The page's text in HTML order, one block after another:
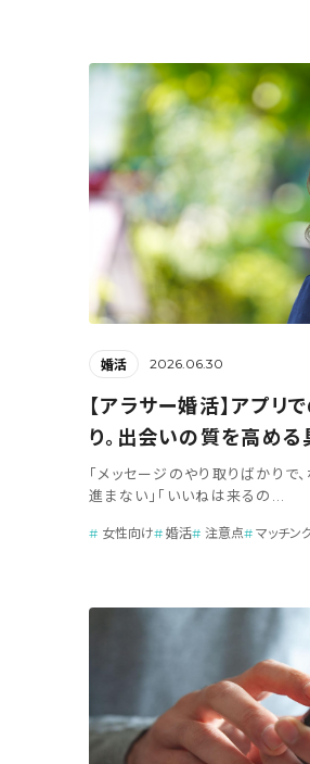
婚活 2026.06.30
【アラサー婚活】アプリ
り。出会いの質を高める
「メッセージのやり取りばかりで
進まない」「いいねは来るの...
女性向け 婚活 注意点 マッチン